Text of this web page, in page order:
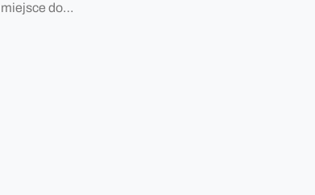
miejsce do…